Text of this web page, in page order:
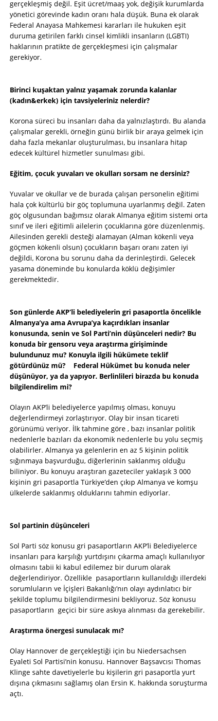
gerçekleşmiş değil. Eşit ücret/maaş yok, değişik kurumlarda
yönetici görevinde kadın oranı hala düşük. Buna ek olarak
Federal Anayasa Mahkemesi kararları ile hukuken eşit
duruma getirilen farklı cinsel kimlikli insanların (LGBTI)
haklarının pratikte de gerçekleşmesi için çalışmalar
gerekiyor.
Birinci kuşaktan yalnız yaşamak zorunda kalanlar
(kadın&erkek) için tavsiyeleriniz nelerdir?
Korona süreci bu insanları daha da yalnızlaştırdı. Bu alanda
çalışmalar gerekli, örneğin günü birlik bir araya gelmek için
daha fazla mekanlar oluşturulması, bu insanlara hitap
edecek kültürel hizmetler sunulması gibi.
Eğitim, çocuk yuvaları ve okulları sorsam ne dersiniz?
Yuvalar ve okullar ve de burada çalışan personelin eğitimi
hala çok kültürlü bir göç toplumuna uyarlanmış değil. Zaten
göç olgusundan bağımsız olarak Almanya eğitim sistemi orta
sınıf ve ileri eğitimli ailelerin çocuklarına göre düzenlenmiş.
Ailesinden gerekli desteği alamayan (Alman kökenli veya
göçmen kökenli olsun) çocukların başarı oranı zaten iyi
değildi, Korona bu sorunu daha da derinleştirdi. Gelecek
yasama döneminde bu konularda köklü değişimler
gerekmektedir.
Son günlerde AKP’li belediyelerin gri pasaportla öncelikle
Almanya’ya ama Avrupa’ya kaçırdıkları insanlar
konusunda, senin ve Sol Parti’nin düşünceleri nedir? Bu
konuda bir gensoru veya araştırma girişiminde
bulundunuz mu? Konuyla ilgili hükümete teklif
götürdünüz mü? Federal Hükümet bu konuda neler
düşünüyor, ya da yapıyor. Berlinlileri birazda bu konuda
bilgilendirelim mi?
Olayın AKP’li belediyelerce yapılmış olması, konuyu
değerlendirmeyi zorlaştırıyor. Olay bir insan ticareti
görünümü veriyor. İlk tahmine göre , bazı insanlar politik
nedenlerle bazıları da ekonomik nedenlerle bu yolu seçmiş
olabilirler. Almanya ya gelenlerin en az 5 kişinin politik
sığınmaya başvurduğu, diğerlerinin saklanmış olduğu
biliniyor. Bu konuyu araştıran gazeteciler yaklaşık 3 000
kişinin gri pasaportla Türkiye’den çıkıp Almanya ve komşu
ülkelerde saklanmış olduklarını tahmin ediyorlar.
Sol partinin düşünceleri
Sol Parti söz konusu gri pasaportların AKP’li Belediyelerce
insanları para karşılığı yurtdışını çıkarma amaçlı kullanılıyor
olmasını tabii ki kabul edilemez bir durum olarak
değerlendiriyor. Özellikle pasaportların kullanıldığı illerdeki
sorumluların ve İçişleri Bakanlığı’nın olayı aydınlatıcı bir
şekilde toplumu bilgilendirmesini bekliyoruz. Söz konusu
pasaportların geçici bir süre askıya alınması da gerekebilir.
Araştırma önergesi sunulacak mı?
Olay Hannover de gerçekleştiği için bu Niedersachsen
Eyaleti Sol Partisi’nin konusu. Hannover Başsavcısı Thomas
Klinge sahte davetiyelerle bu kişilerin gri pasaportla yurt
dışına çıkmasını sağlamış olan Ersin K. hakkında soruşturma
açtı.